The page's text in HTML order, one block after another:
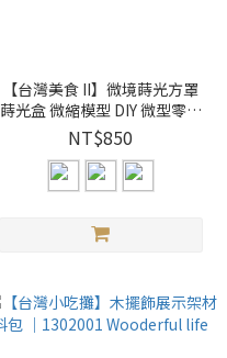
【台灣美食 II】微境蒔光方罩
蒔光盒 微縮模型 DIY 微型零件
｜微境蒔光
NT$850